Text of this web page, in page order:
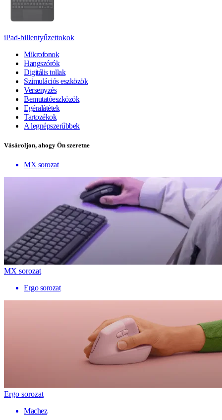
iPad-billentyűzettokok
Mikrofonok
Hangszórók
Digitális tollak
Szimulációs eszközök
Versenyzés
Bemutatóeszközök
Egéralátétek
Tartozékok
A legnépszerűbbek
Vásároljon, ahogy Ön szeretne
MX sorozat
MX sorozat
Ergo sorozat
Ergo sorozat
Machez